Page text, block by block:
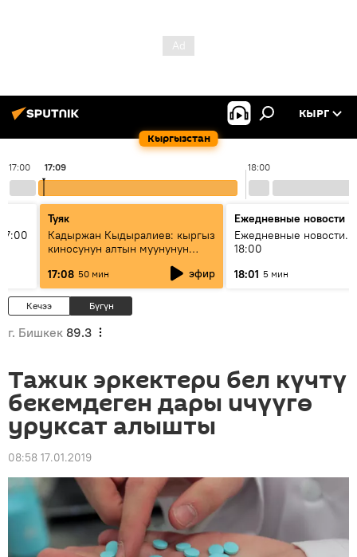
Кыргызстан
КЫРГ
17:00 18:00
17:09
Туяк
Кадыржан Кыдыралиев: кыргыз
киносунун алтын муунунун
17:08 50 мин эфир
Ежедневные новости
Ежедневные новости.
18:00
18:01 5 мин
Кечээ Бүгүн
г. Бишкек 89.3
Тажик эркектери бел күчтү
бекемдеген дары ичүүгө
уруксат алышты
08:58 17.01.2019